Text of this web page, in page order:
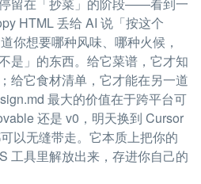
HTML 丢给 AI 说「按这个
你想要哪种风味、哪种火候，
是」的东西。给它菜谱，它才知
给它食材清单，它才能在另一道
最大的价值在于跨平台可
还是 v0，明天换到 Cursor
以无缝带走。它本质上把你的
工具里解放出来，存进你自己的